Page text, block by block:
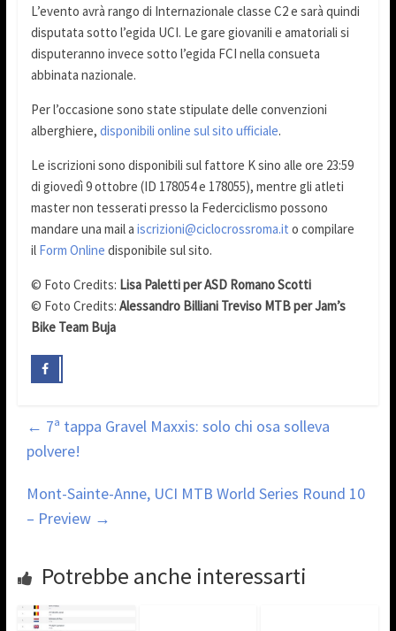
L’evento avrà rango di Internazionale classe C2 e sarà quindi
disputata sotto l’egida UCI. Le gare giovanili e amatoriali si
disputeranno invece sotto l’egida FCI nella consueta
abbinata nazionale.
Per l’occasione sono state stipulate delle convenzioni
alberghiere, disponibili online sul sito ufficiale.
Le iscrizioni sono disponibili sul fattore K sino alle ore 23:59
di giovedì 9 ottobre (ID 178054 e 178055), mentre gli atleti
master non tesserati presso la Federciclismo possono
mandare una mail a iscrizioni@ciclocrossroma.it o compilare
il Form Online disponibile sul sito.
© Foto Credits: Lisa Paletti per ASD Romano Scotti
© Foto Credits: Alessandro Billiani Treviso MTB per Jam’s
Bike Team Buja
← 7ª tappa Gravel Maxxis: solo chi osa solleva
polvere!
Mont-Sainte-Anne, UCI MTB World Series Round 10
– Preview →
Potrebbe anche interessarti